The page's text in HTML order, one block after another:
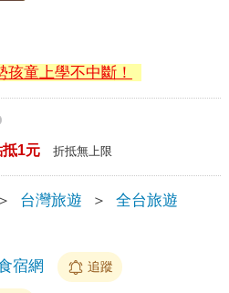
童上學不中斷！
1元 折抵無上限
＞ 台灣旅遊 ＞ 全台旅遊
宿網 追蹤